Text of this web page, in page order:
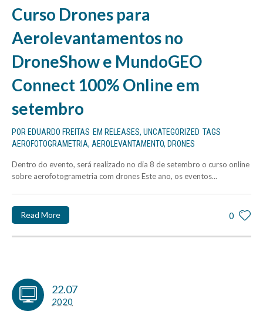
Curso Drones para
Aerolevantamentos no
DroneShow e MundoGEO
Connect 100% Online em
setembro
POR EDUARDO FREITAS EM RELEASES, UNCATEGORIZED TAGS
AEROFOTOGRAMETRIA, AEROLEVANTAMENTO, DRONES
Dentro do evento, será realizado no dia 8 de setembro o curso online
sobre aerofotogrametria com drones Este ano, os eventos...
0
Read More
22.07
2020